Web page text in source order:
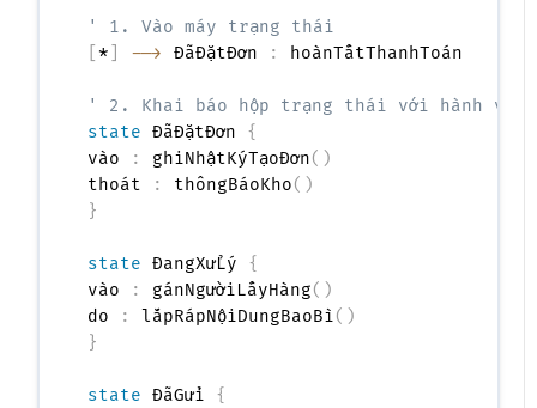
' 1. Vào máy trạng thái
* --> ĐãĐặtĐơn : hoànTấtThanhToán
' 2. Khai báo hộp trạng thái với hành vi
state ĐãĐặtĐơn {
vào
: ghiNhậtKýTạoĐơn( )
thoát
: thôngBáoKho( )
}
state ĐangXửLý {
vào
: gánNgườiLấyHàng( )
do
: lắpRápNộiDungBaoBì( )
}
state ĐãGửi {